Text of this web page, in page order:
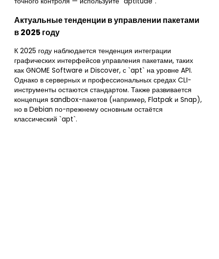
Актуальные тенденции в управлении пакетами
в 2025 году
К 2025 году наблюдается тенденция интеграции
графических интерфейсов управления пакетами, таких
как GNOME Software и Discover, с `apt` на уровне API.
Однако в серверных и профессиональных средах CLI-
инструменты остаются стандартом. Также развивается
концепция sandbox-пакетов (например, Flatpak и Snap),
но в Debian по-прежнему основным остаётся
классический `apt`.